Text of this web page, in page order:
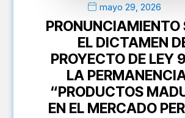
mayo 29, 2026
PRONUNCIAMIENTO
EL DICTAMEN
PROYECTO DE LEY
LA
“PRODUCTOS
EN EL MERCADO